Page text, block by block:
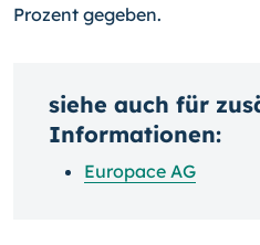
Prozent gegeben.
siehe auch für
Informationen:
Europace AG